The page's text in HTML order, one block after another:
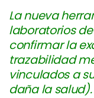
La nueva
laboratorios
confirmar la
trazabilidad
vinculados a
daña la salud).